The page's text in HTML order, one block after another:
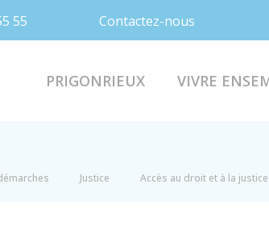
55 Contactez-nous
PRIGONRIEUX VIVRE
Justice Accès au droit et à la justice